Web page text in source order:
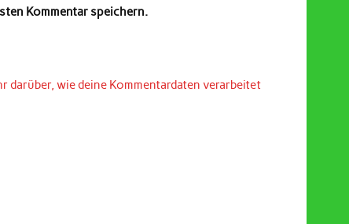
Kommentar speichern.
darüber, wie deine Kommentardaten verarbeitet